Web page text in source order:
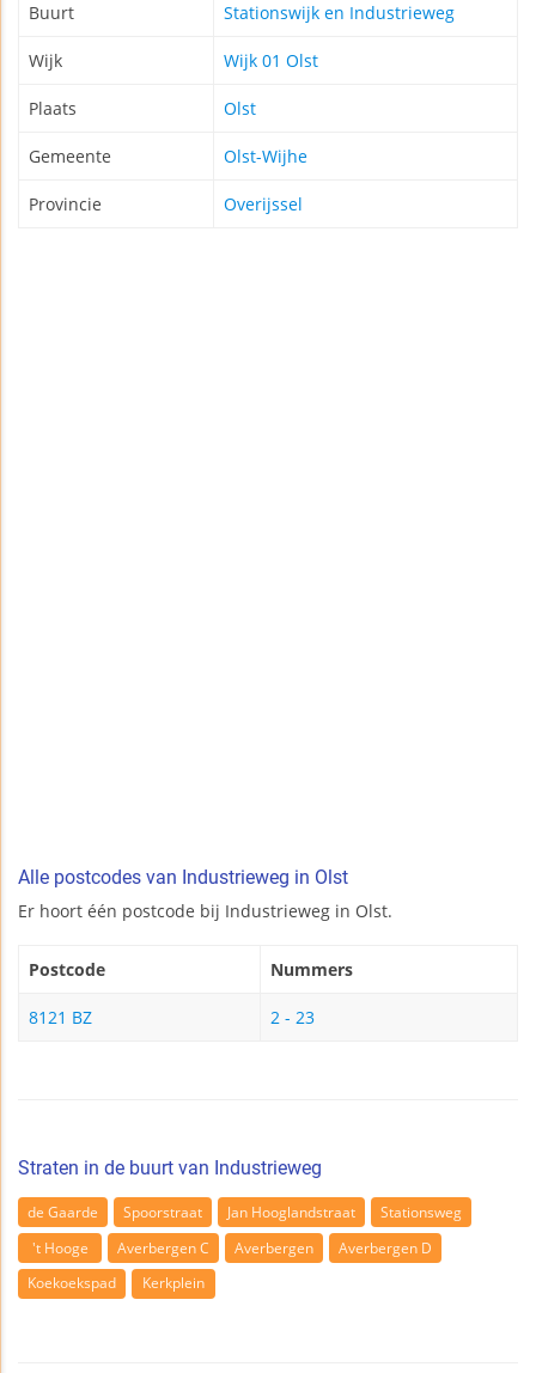
Buurt Stationswijk en Industrieweg
Wijk Wijk 01 Olst
Plaats Olst
Gemeente Olst-Wijhe
Provincie Overijssel
Alle postcodes van Industrieweg in Olst
Er hoort één postcode bij Industrieweg in Olst.
Postcode Nummers
8121 BZ 2 - 23
Straten in de buurt van Industrieweg
de Gaarde Spoorstraat Jan Hooglandstraat
Stationsweg
't Hooge
Averbergen C Averbergen
Averbergen D
Koekoekspad
Kerkplein